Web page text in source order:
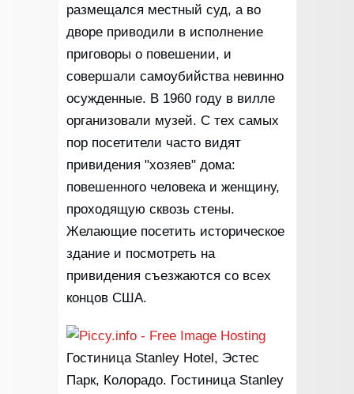
размещался местный суд, а во
дворе приводили в исполнение
приговоры о повешении, и
совершали самоубийства невинно
осужденные. В 1960 году в вилле
организовали музей. С тех самых
пор посетители часто видят
привидения "хозяев" дома:
повешенного человека и женщину,
проходящую сквозь стены.
Желающие посетить историческое
здание и посмотреть на
привидения съезжаются со всех
концов США.
Гостиница Stanley Hotel, Эстес
Парк, Колорадо. Гостиница Stanley